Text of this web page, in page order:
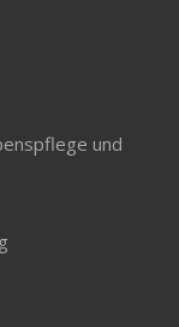
und